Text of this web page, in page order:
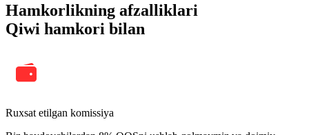
Hamkorlikning afzalliklari
Qiwi hamkori bilan
Ruxsat etilgan komissiya